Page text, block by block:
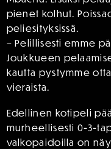
pienet kolhut.
peliesityksissä.
– Pelillisesti emme
Joukkueen
kautta pystymme
vieraista.
Edellinen kotipeli
murheellisesti 0-3-
valkopaidoilla on